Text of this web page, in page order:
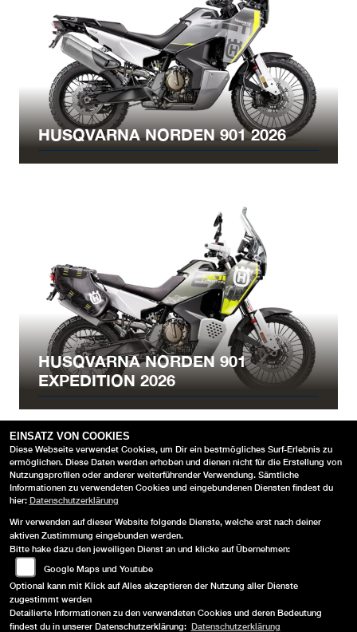
HUSQVARNA NORDEN 901 2026
HUSQVARNA NORDEN 901
EXPEDITION 2026
IMPRESSUM
DATENSCHUTZ
EINSATZ VON COOKIES
Diese Webseite verwendet Cookies, um Dir ein bestmögliches Surf-Erlebnis zu
ermöglichen. Diese Daten werden erhoben und dienen nicht für die Erstellung von
Nutzungsprofilen oder anderer weiterführender Verwendung. Sämtliche
Informationen zu verwendeten Cookies und eingebundenen Diensten findest du
hier: Datenschutzerklärung
Wir verwenden auf dieser Website folgende Dienste, welche erst nach deiner
aktiven Zustimmung eingebunden werden.
Bitte hake dazu den jeweiligen Dienst an und klicke auf Übernehmen:
Google Maps und Youtube
Optional kann mit Klick auf Alles akzeptieren der Nutzung aller Dienste
zugestimmt werden
Detailierte Informationen zu den verwendeten Cookies und deren Bedeutung
findest du in unserer Datenschutzerklärung: Datenschutzerklärung